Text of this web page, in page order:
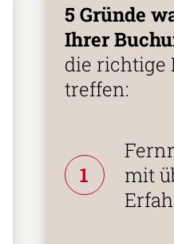
5 Gründe
Ihrer
die richtige
treffen:
1
mit